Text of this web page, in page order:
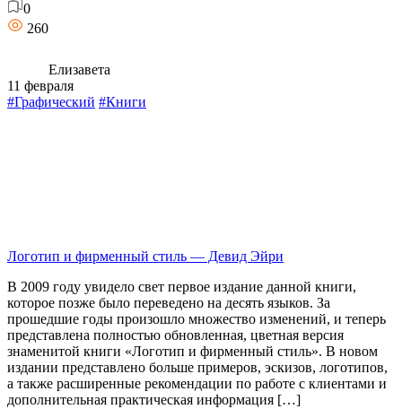
0
260
Елизавета
11 февраля
#Графический #Книги
Логотип и фирменный стиль — Девид Эйри
В 2009 году увидело свет первое издание данной книги,
которое позже было переведено на десять языков. За
прошедшие годы произошло множество изменений, и теперь
представлена полностью обновленная, цветная версия
знаменитой книги «Логотип и фирменный стиль». В новом
издании представлено больше примеров, эскизов, логотипов,
а также расширенные рекомендации по работе с клиентами и
дополнительная практическая информация […]